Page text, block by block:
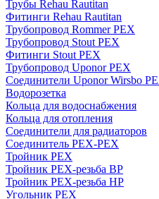
Трубы Rehau Rautitan
Фитинги Rehau Rautitan
Трубопровод Rommer PEX
Трубопровод Stout PEX
Фитинги Stout PEX
Трубопровод Uponor PEX
Соединители Uponor Wirsbo
Водорозетка
Кольца для водоснабжения
Кольца для отопления
Соединители для радиаторов
Соединитель PEX-PEX
Тройник PEX
Тройник PEX-резьба ВР
Тройник PEX-резьба НР
Угольник PEX